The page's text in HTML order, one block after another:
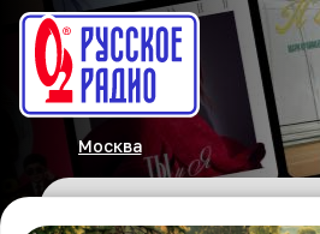
Москва